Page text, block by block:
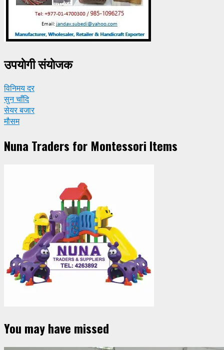
उपयाेगी संयाेजक
विनिमय दर
सुन चाँदि
सेयर बजार
मौसम
Nuna Traders for Montessori Items
You may have missed